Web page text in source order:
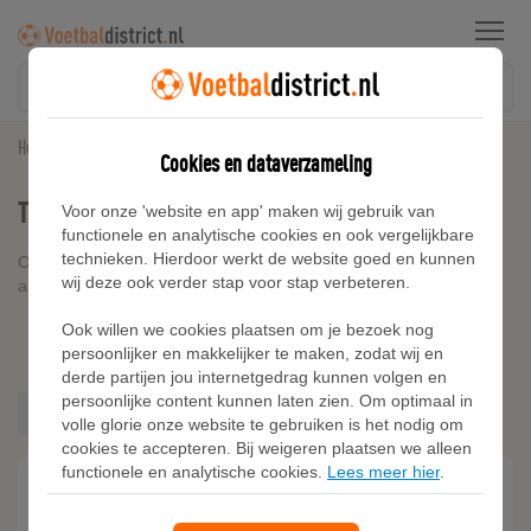
Menu
Home
Adidas
Nike
Puma
Under Armour
Trainingspakken Model Essentials
Op zoek naar een trainingspak? Bekijk hier een grote collectie
aan trainingspakken.
Kies filters
Essentials
Cookies en dataverzameling
Voor onze 'website en app' maken wij gebruik van
functionele en analytische cookies en ook vergelijkbare
technieken. Hierdoor werkt de website goed en kunnen
wij deze ook verder stap voor stap verbeteren.
Ook willen we cookies plaatsen om je bezoek nog
persoonlijker en makkelijker te maken, zodat wij en
derde partijen jou internetgedrag kunnen volgen en
persoonlijke content kunnen laten zien. Om optimaal in
volle glorie onze website te gebruiken is het nodig om
cookies te accepteren. Bij weigeren plaatsen we alleen
functionele en analytische cookies. Lees meer hier.